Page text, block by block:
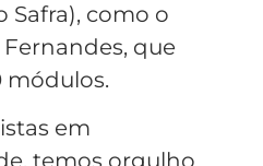
Safra), como o
Fernandes, que
módulos.
em